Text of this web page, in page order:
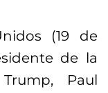
(19 de
de la
Paul